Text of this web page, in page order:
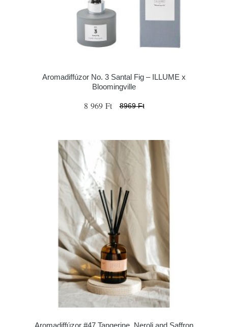
Aromadiffúzor No. 3 Santal Fig – ILLUME x
Bloomingville
8 969 Ft 8969 Ft
Aromadiffúzor #47 Tangerine, Neroli and Saffron